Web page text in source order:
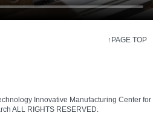
↑PAGE TOP
Innovative Manufacturing Center for
ALL RIGHTS RESERVED.